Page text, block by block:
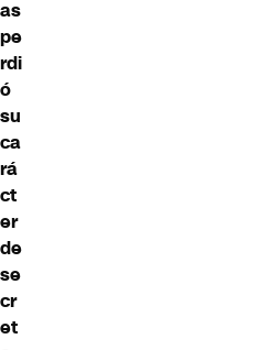
as
pe
rdi
ó
su
ca
rá
ct
er
de
se
cr
et